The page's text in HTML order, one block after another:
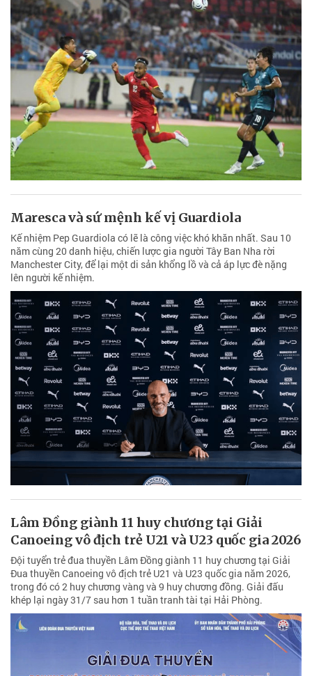
Maresca và sứ mệnh kế vị Guardiola
Kế nhiệm Pep Guardiola có lẽ là công việc khó khăn nhất. Sau 10
năm cùng 20 danh hiệu, chiến lược gia người Tây Ban Nha rời
Manchester City, để lại một di sản khổng lồ và cả áp lực đè nặng
lên người kế nhiệm.
Lâm Đồng giành 11 huy chương tại Giải
Canoeing vô địch trẻ U21 và U23 quốc gia 2026
Đội tuyển trẻ đua thuyền Lâm Đồng giành 11 huy chương tại Giải
Đua thuyền Canoeing vô địch trẻ U21 và U23 quốc gia năm 2026,
trong đó có 2 huy chương vàng và 9 huy chương đồng. Giải đấu
khép lại ngày 31/7 sau hơn 1 tuần tranh tài tại Hải Phòng.